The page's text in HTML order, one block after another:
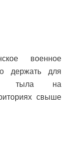
военное
держать для
тыла на
свыше